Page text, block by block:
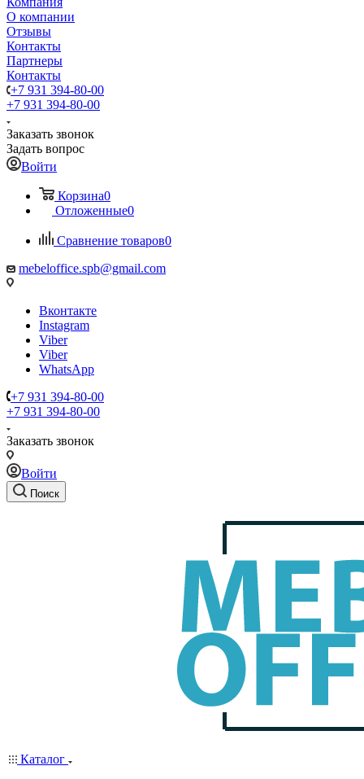
О компании
Отзывы
Контакты
Партнеры
Контакты
+7 931 394-80-00
+7 931 394-80-00
Заказать звонок
Задать вопрос
Войти
Корзина0
Отложенные0
Сравнение товаров0
mebeloffice.spb@gmail.com
Вконтакте
Instagram
Viber
Viber
WhatsApp
+7 931 394-80-00
+7 931 394-80-00
Заказать звонок
Войти
Поиск
Каталог